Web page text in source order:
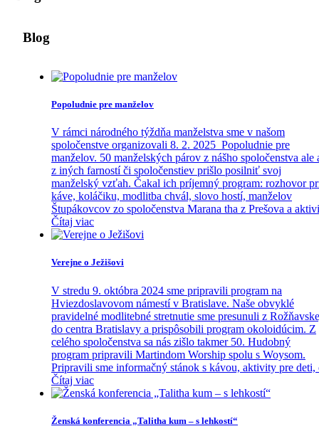
Blog
Popoludnie pre manželov
V rámci národného týždňa manželstva sme v našom
spoločenstve organizovali 8. 2. 2025 Popoludnie pre
manželov. 50 manželských párov z nášho spoločenstva ale
z iných farností či spoločenstiev prišlo posilniť svoj
manželský vzťah. Čakal ich príjemný program: rozhovor
káve, koláčiku, modlitba chvál, slovo hostí, manželov
Štupákovcov zo spoločenstva Marana tha z Prešova a
Čítaj viac
Verejne o Ježišovi
V stredu 9. októbra 2024 sme pripravili program na
Hviezdoslavovom námestí v Bratislave. Naše obvyklé
pravidelné modlitebné stretnutie sme presunuli z
do centra Bratislavy a prispôsobili program okoloidúcim. Z
celého spoločenstva sa nás zišlo takmer 50. Hudobný
program pripravili Martindom Worship spolu s Woysom.
Pripravili sme informačný stánok s kávou, aktivity pre deti,
Čítaj viac
Ženská konferencia „Talitha kum – s lehkostí“